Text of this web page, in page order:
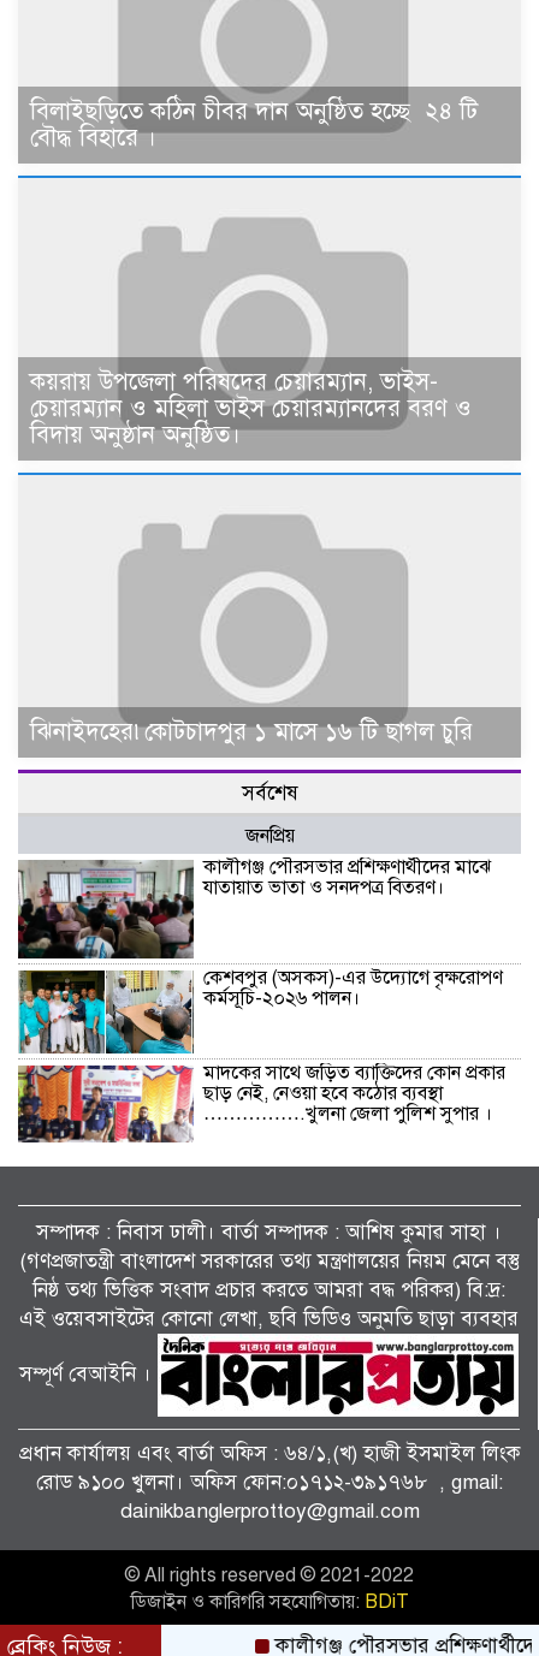
বিলাইছড়িতে কঠিন চীবর দান অনুষ্ঠিত হচ্ছে ২৪ টি
বৌদ্ধ বিহারে ।
কয়রায় উপজেলা পরিষদের চেয়ারম্যান, ভাইস-
চেয়ারম্যান ও মহিলা ভাইস চেয়ারম্যানদের বরণ ও
বিদায় অনুষ্ঠান অনুষ্ঠিত।
ঝিনাইদহের৷কোটচাদপুর ১ মাসে ১৬ টি ছাগল চুরি
সর্বশেষ
জনপ্রিয়
কালীগঞ্জ পৌরসভার প্রশিক্ষণার্থীদের মাঝে
যাতায়াত ভাতা ও সনদপত্র বিতরণ।
কেশবপুর (অসকস)-এর উদ্যোগে বৃক্ষরোপণ
কর্মসূচি-২০২৬ পালন।
মাদকের সাথে জড়িত ব্যাক্তিদের কোন প্রকার
ছাড় নেই, নেওয়া হবে কঠোর ব্যবস্থা
…………….খুলনা জেলা পুলিশ সুপার ।
জুলাই গণঅভ্যুত্থানের দ্বিতীয় বর্ষপূর্তি উপলক্ষে
শ্যামনগরে জামায়াতের গণমিছিল ও বিক্ষোভ
সমাবেশ।
পাটকেলঘাটায় বিশেষ অভিযানে ৪ পিস
ইয়াবাসহ মাদক মামলার আসামি গ্রেপ্তার।
তালায় জামায়াতের বিশাল গণমিছিল, ‘জুলাই
কালীগঞ্জে জুলাই গণঅভ্যুত্থান দিবসের গণ
মিছিল আলোচনা সভা ও দোয়া মাহফিল
সম্পাদক : নিবাস ঢালী। বার্তা সম্পাদক : আশিষ কুমাৱ সাহা ।
(গণপ্রজাতন্ত্রী বাংলাদেশ সরকারের তথ্য মন্ত্রণালয়ের নিয়ম মেনে বস্তু
নিষ্ঠ তথ্য ভিত্তিক সংবাদ প্রচার করতে আমরা বদ্ধ পরিকর) বি:দ্র:
এই ওয়েবসাইটের কোনো লেখা, ছবি ভিডিও অনুমতি ছাড়া ব্যবহার
সম্পূর্ণ বেআইনি ।
প্রধান কার্যালয় এবং বার্তা অফিস : ৬৪/১,(খ) হাজী ইসমাইল লিংক
রোড ৯১০০ খুলনা। অফিস ফোন:০১৭১২-৩৯১৭৬৮ , gmail:
dainikbanglerprottoy@gmail.com
ব্রেকিং নিউজ : কালীগঞ্জ পৌরসভার
© All rights reserved © 2021-2022
ডিজাইন ও কারিগরি সহযোগিতায়: BDiT